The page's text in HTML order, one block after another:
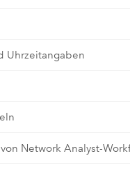
Uhrzeitangaben
Network Analyst-